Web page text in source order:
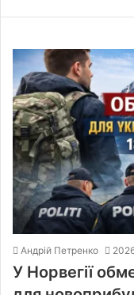
Андрій Петренко
У Норвегії